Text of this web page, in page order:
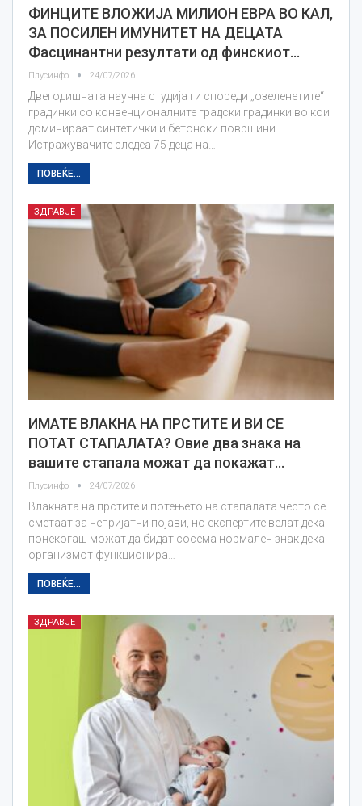
ФИНЦИТЕ ВЛОЖИЈА МИЛИОН ЕВРА ВО КАЛ,
ЗА ПОСИЛЕН ИМУНИТЕТ НА ДЕЦАТА
Фасцинантни резултати од финскиот…
Плусинфо 24/07/2026
Двегодишната научна студија ги спореди „озеленетите“
градинки со конвенционалните градски градинки во кои
доминираат синтетички и бетонски површини.
Истражувачите следеа 75 деца на…
ПОВЕЌЕ...
ЗДРАВЈЕ
ИМАТЕ ВЛАКНА НА ПРСТИТЕ И ВИ СЕ
ПОТАТ СТАПАЛАТА? Овие два знака на
вашите стапала можат да покажат…
Плусинфо 24/07/2026
Влакната на прстите и потењето на стапалата често се
сметаат за непријатни појави, но експертите велат дека
понекогаш можат да бидат сосема нормален знак дека
организмот функционира…
ПОВЕЌЕ...
ЗДРАВЈЕ